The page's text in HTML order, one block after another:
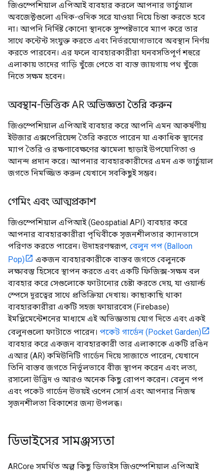
জিওস্পেশিয়াল এপিআই ব্যবহার করলে আপনার ভার্চুয়াল
অবজেক্টগুলো এদিক-ওদিক সরে যাওয়া নিয়ে চিন্তা করতে হবে
না। আপনি নির্দিষ্ট কোনো স্থানকে সুস্পষ্টভাবে ম্যাপ করে তার
সাথে কন্টেন্ট সংযুক্ত করতে এবং নির্ভরযোগ্যভাবে অবস্থান নির্ণয়
করতে পারবেন। এর ফলে ব্যবহারকারীরা ঘনবসতিপূর্ণ শহুরে
এলাকায় তাদের গাড়ি খুঁজে পেতে বা ব্যস্ত জায়গায় পথ খুঁজে
নিতে সক্ষম হবেন।
অবস্থান-ভিত্তিক AR অভিজ্ঞতা তৈরি করুন
জিওস্পেশিয়াল এপিআই ব্যবহার করে আপনি এমন আকর্ষণীয়
ইউজার এক্সপেরিয়েন্স তৈরি করতে পারেন যা একাধিক স্থানের
ম্যাপ তৈরি ও রক্ষণাবেক্ষণের ঝামেলা ছাড়াই উপযোগিতা ও
আনন্দ প্রদান করে। আপনার ব্যবহারকারীদের এমন এক ভার্চুয়াল
জগতে নিমজ্জিত করুন যেখানে সবকিছুই সম্ভব।
গেমিং এবং আত্মপ্রকাশ
জিওস্পেশিয়াল এপিআই (Geospatial API) ব্যবহার করে
আপনার ব্যবহারকারীরা পৃথিবীকে সৃজনশীলতার ক্যানভাসে
পরিণত করতে পারেন। উদাহরণস্বরূপ, বেলুন পপ (Balloon
Pop)
একজন ব্যবহারকারীকে বাস্তব জগতে বেলুনকে
লক্ষ্যবস্তু হিসেবে স্থাপন করতে এবং একটি ফিজিক্স-সক্ষম বল
ব্যবহার করে সেগুলোকে ফাটানোর চেষ্টা করতে দেয়, যা ওয়ার্ল্ড
স্পেসে দূরত্বের সাথে প্রতিক্রিয়া দেখায়। কাছাকাছি থাকা
ব্যবহারকারীরা একটি সহজ ফায়ারবেস (Firebase)
ইমপ্লিমেন্টেশনের মাধ্যমে এই অভিজ্ঞতায় যোগ দিতে এবং একই
বেলুনগুলো ফাটাতে পারেন। পকেট গার্ডেন (Pocket Garden)
ব্যবহার করে একজন ব্যবহারকারী তার এলাকাকে একটি রঙিন
এআর (AR) কমিউনিটি গার্ডেন দিয়ে সাজাতে পারেন, যেখানে
তিনি বাস্তব জগতে নির্ভুলভাবে বীজ স্থাপন করেন এবং লতা,
রসালো উদ্ভিদ ও আরও অনেক কিছু রোপণ করেন। বেলুন পপ
এবং পকেট গার্ডেন উভয়ই ওপেন সোর্স এবং আপনার নিজস্ব
সৃজনশীলতা বিকাশের জন্য উপলব্ধ।
ডিভাইসের সামঞ্জস্যতা
ARCore সমর্থিত অল্প কিছু ডিভাইস জিওস্পেশিয়াল এপিআই